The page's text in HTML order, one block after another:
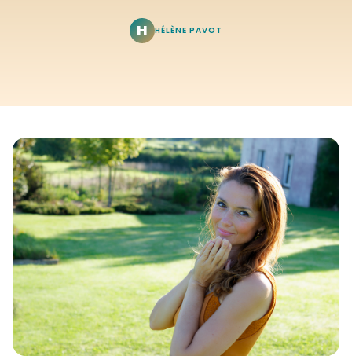
H HÉLÈNE PAVOT